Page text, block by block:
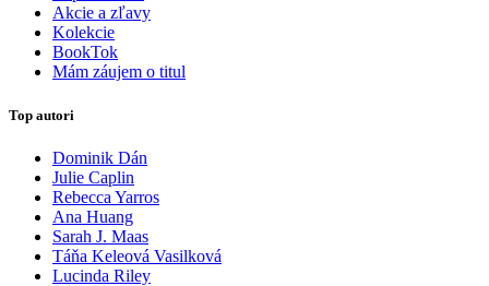
Akcie a zľavy
Kolekcie
BookTok
Mám záujem o titul
Top autori
Dominik Dán
Julie Caplin
Rebecca Yarros
Ana Huang
Sarah J. Maas
Táňa Keleová Vasilková
Lucinda Riley